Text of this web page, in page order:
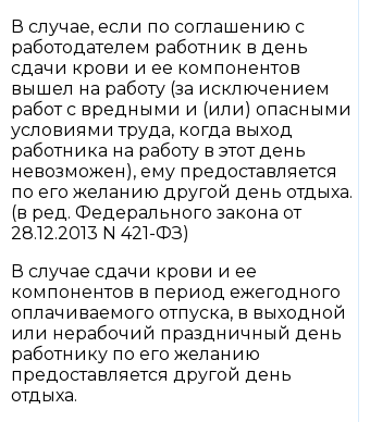
В случае, если по соглашению с
работодателем работник в день
сдачи крови и ее компонентов
вышел на работу (за исключением
работ с вредными и (или) опасными
условиями труда, когда выход
работника на работу в этот день
невозможен), ему предоставляется
по его желанию другой день отдыха.
(в ред. Федерального закона от
28.12.2013 N 421-ФЗ)
В случае сдачи крови и ее
компонентов в период ежегодного
оплачиваемого отпуска, в выходной
или нерабочий праздничный день
работнику по его желанию
предоставляется другой день
отдыха.